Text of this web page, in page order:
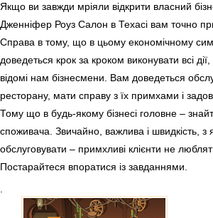
Якщо ви завжди мріяли відкрити власний
Дженніфер Роуз Салон в Техасі вам точно
Справа в тому, що в цьому економічному
доведеться крок за кроком виконувати всі
відомі нам бізнесмени. Вам доведеться
ресторану, мати справу з їх примхами і
Тому що в будь-якому бізнесі головне –
споживача. Звичайно, важлива і швидкість, з
обслуговувати – примхливі клієнти не
Постарайтеся впоратися із завданнями.